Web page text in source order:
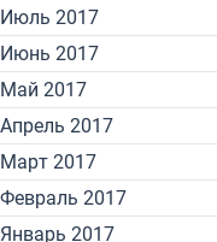
Июль 2017
Июнь 2017
Май 2017
Апрель 2017
Март 2017
Февраль 2017
Январь 2017